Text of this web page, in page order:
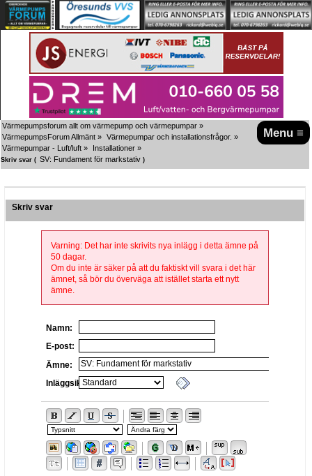
Menu ≡
Värmepumpsforum allt om värmepump och värmepumpar »
VärmepumpsForum Allmänt » Värmepumpar och installationsfrågor. »
Värmepumpar - Luft/luft » Installationer »
Skriv svar ( SV: Fundament för markstativ )
Skriv svar
Varning: Det har inte skrivits nya inlägg i detta ämne på
50 dagar.
Om du inte är säker på att du faktiskt vill svara i det här
ämnet, så bör du överväga att istället starta ett nytt
ämne.
Namn:
E-post:
Ämne:
Inläggsikon: